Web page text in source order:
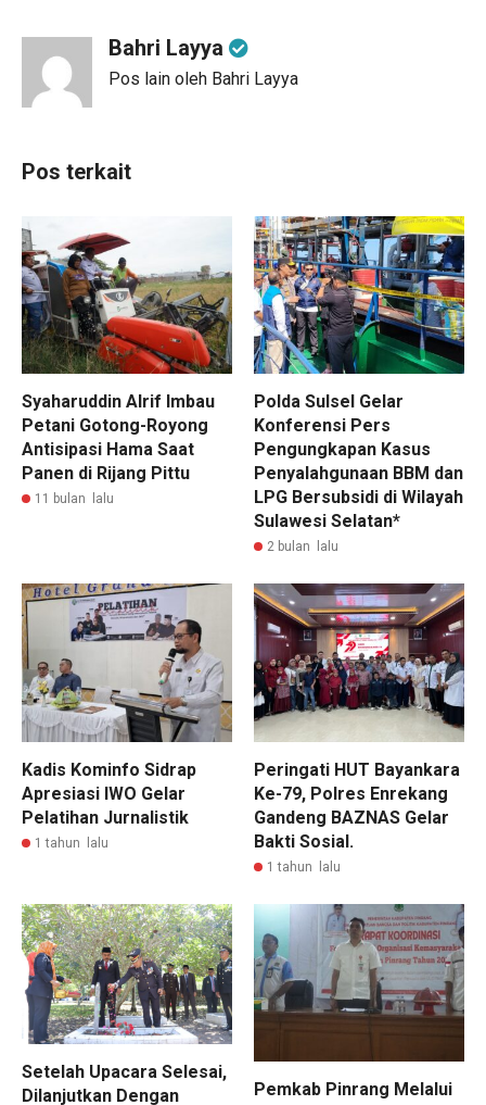
Bahri Layya
Pos lain oleh Bahri Layya
Pos terkait
Syaharuddin Alrif Imbau
Petani Gotong-Royong
Antisipasi Hama Saat
Panen di Rijang Pittu
11 bulan lalu
Polda Sulsel Gelar
Konferensi Pers
Pengungkapan Kasus
Penyalahgunaan BBM dan
LPG Bersubsidi di Wilayah
Sulawesi Selatan*
2 bulan lalu
Kadis Kominfo Sidrap
Apresiasi IWO Gelar
Pelatihan Jurnalistik
1 tahun lalu
Peringati HUT Bayankara
Ke-79, Polres Enrekang
Gandeng BAZNAS Gelar
Bakti Sosial.
1 tahun lalu
Setelah Upacara Selesai,
Dilanjutkan Dengan
Pemkab Pinrang Melalui